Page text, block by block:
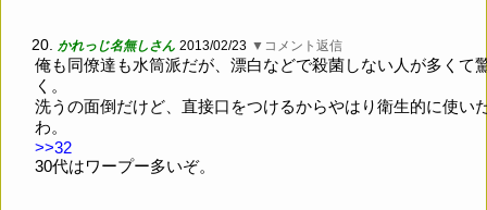
20. かれっじ名無しさん 2013/02/23 ▼コメント返信
俺も同僚達も水筒派だが、漂白などで殺菌しない人が多くて
く。
洗うの面倒だけど、直接口をつけるからやはり衛生的に使い
わ。
>>32
30代はワープー多いぞ。